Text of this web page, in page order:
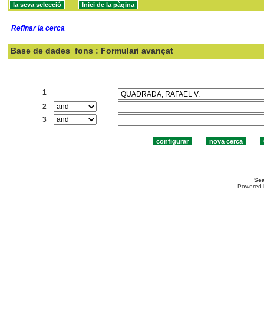
Refinar la cerca
Base de dades fons : Formulari avançat
1
2
3
Powered